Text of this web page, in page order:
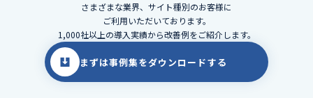
さまざまな業界、サイト種別のお客様に
ご利用いただいております。
1,000社以上の導入実績から改善例をご紹介します。
まずは事例集をダウンロードする